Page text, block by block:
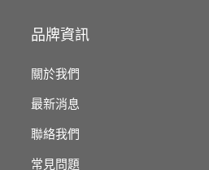
品牌資訊
關於我們
最新消息
聯絡我們
常見問題